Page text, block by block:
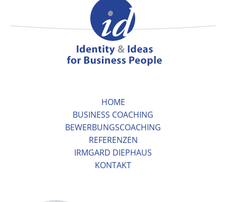
HOME
BUSINESS COACHING
BEWERBUNGSCOACHING
REFERENZEN
IRMGARD DIEPHAUS
KONTAKT